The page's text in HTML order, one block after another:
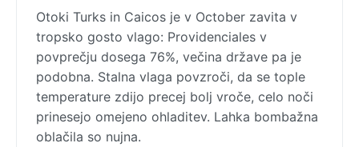
Otoki Turks in Caicos je v October zavita v
tropsko gosto vlago: Providenciales v
povprečju dosega 76%, večina države pa je
podobna. Stalna vlaga povzroči, da se tople
temperature zdijo precej bolj vroče, celo noči
prinesejo omejeno ohladitev. Lahka bombažna
oblačila so nujna.